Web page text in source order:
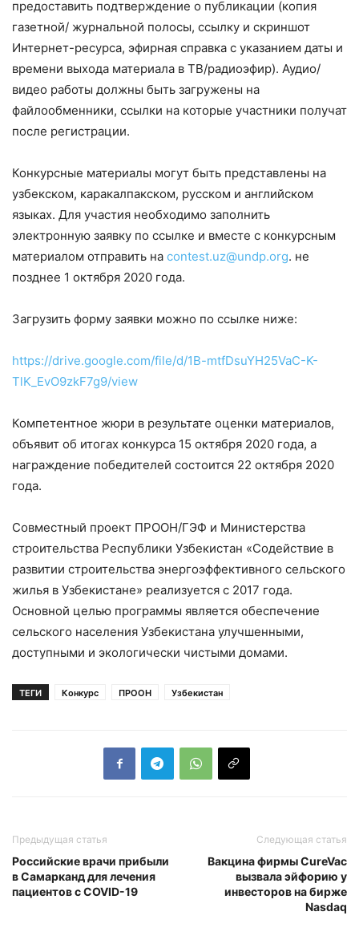
предоставить подтверждение о публикации (копия
газетной/ журнальной полосы, ссылку и скриншот
Интернет-ресурса, эфирная справка с указанием даты и
времени выхода материала в ТВ/радиоэфир). Аудио/
видео работы должны быть загружены на
файлообменники, ссылки на которые участники получат
после регистрации.
Конкурсные материалы могут быть представлены на
узбекском, каракалпакском, русском и английском
языках. Для участия необходимо заполнить
электронную заявку по ссылке и вместе с конкурсным
материалом отправить на contest.uz@undp.org. не
позднее 1 октября 2020 года.
Загрузить форму заявки можно по ссылке ниже:
https://drive.google.com/file/d/1B-mtfDsuYH25VaC-K-
TlK_EvO9zkF7g9/view
Компетентное жюри в результате оценки материалов,
объявит об итогах конкурса 15 октября 2020 года, а
награждение победителей состоится 22 октября 2020
года.
Совместный проект ПРООН/ГЭФ и Министерства
строительства Республики Узбекистан «Содействие в
развитии строительства энергоэффективного сельского
жилья в Узбекистане» реализуется с 2017 года.
Основной целью программы является обеспечение
сельского населения Узбекистана улучшенными,
доступными и экологически чистыми домами.
ТЕГИ Конкурс ПРООН Узбекистан
Предыдущая статья
Российские врачи прибыли
в Самарканд для лечения
пациентов с COVID-19
Следующая статья
Вакцина фирмы CureVac
вызвала эйфорию у
инвесторов на бирже
Nasdaq